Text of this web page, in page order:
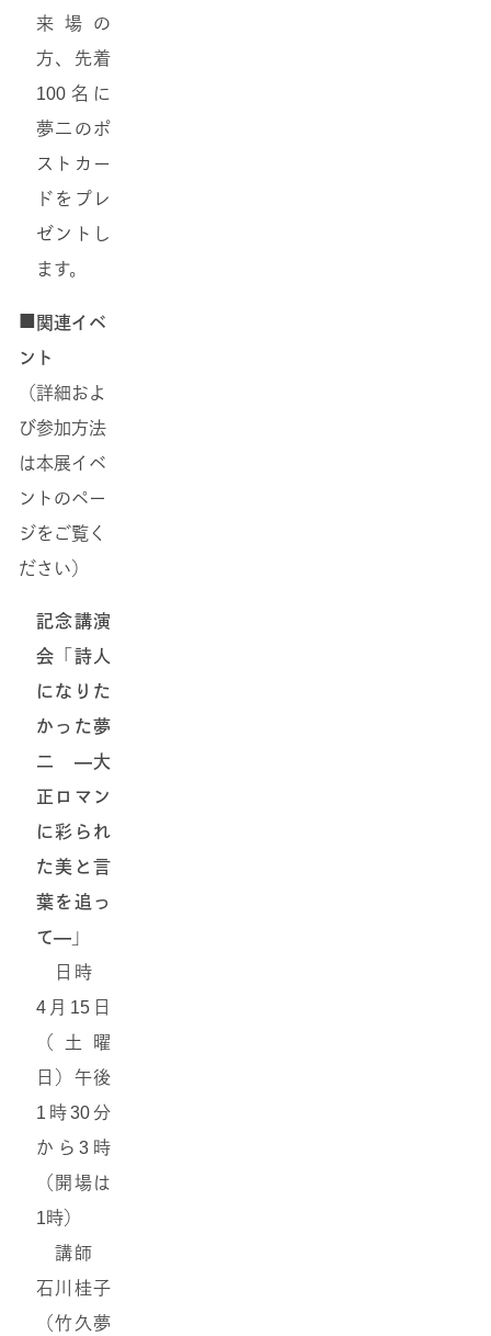
来場の
方、先着
100名に
夢二のポ
ストカー
ドをプレ
ゼントし
ます。
■関連イベ
ント
（詳細およ
び参加方法
は本展イベ
ントのペー
ジをご覧く
ださい）
記念講演
会「詩人
になりた
かった夢
二 ―大
正ロマン
に彩られ
た美と言
葉を追っ
て―」
日時
4月15日
（土曜
日）午後
1時30分
から3時
（開場は
1時）
講師
石川桂子
（竹久夢